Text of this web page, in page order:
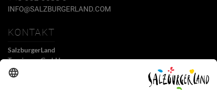
INFO@SALZBURGERLAND.COM
KONTAKT
SalzburgerLand
Tourismus GmbH
Wiener Bundesstraße 23